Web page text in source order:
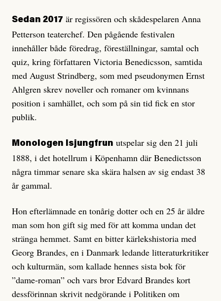
Sedan 2017 är regissören och skådespelaren Anna
Petterson teaterchef. Den pågående festivalen
innehåller både föredrag, föreställningar, samtal och
quiz, kring författaren Victoria Benedicsson, samtida
med August Strindberg, som med pseudonymen Ernst
Ahlgren skrev noveller och romaner om kvinnans
position i samhället, och som på sin tid fick en stor
publik.
Monologen Isjungfrun utspelar sig den 21 juli
1888, i det hotellrum i Köpenhamn där Benedictsson
några timmar senare ska skära halsen av sig endast 38
år gammal.
Hon efterlämnade en tonårig dotter och en 25 år äldre
man som hon gift sig med för att komma undan det
stränga hemmet. Samt en bitter kärlekshistoria med
Georg Brandes, en i Danmark ledande litteraturkritiker
och kulturmän, som kallade hennes sista bok för
”dame-roman” och vars bror Edvard Brandes kort
dessförinnan skrivit nedgörande i Politiken om